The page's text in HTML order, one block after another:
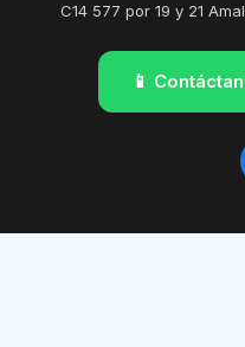
C14 577 por 19 y 21
📱